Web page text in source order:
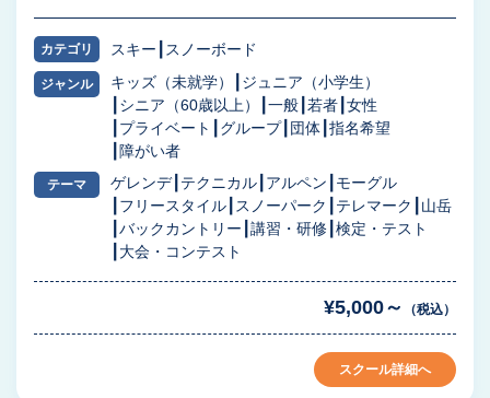
カテゴリ スキー スノーボード
ジャンル キッズ（未就学）
ジュニア（小学生）
シニア（60歳以上）
一般 若者 女性
プライベート
グループ 団体 指名希望
障がい者
テーマ ゲレンデ テクニカル アルペン
モーグル
フリースタイル スノーパーク テレマーク
山岳
バックカントリー 講習・研修 検定・テスト
大会・コンテスト
¥5,000～ （税込）
スクール詳細へ